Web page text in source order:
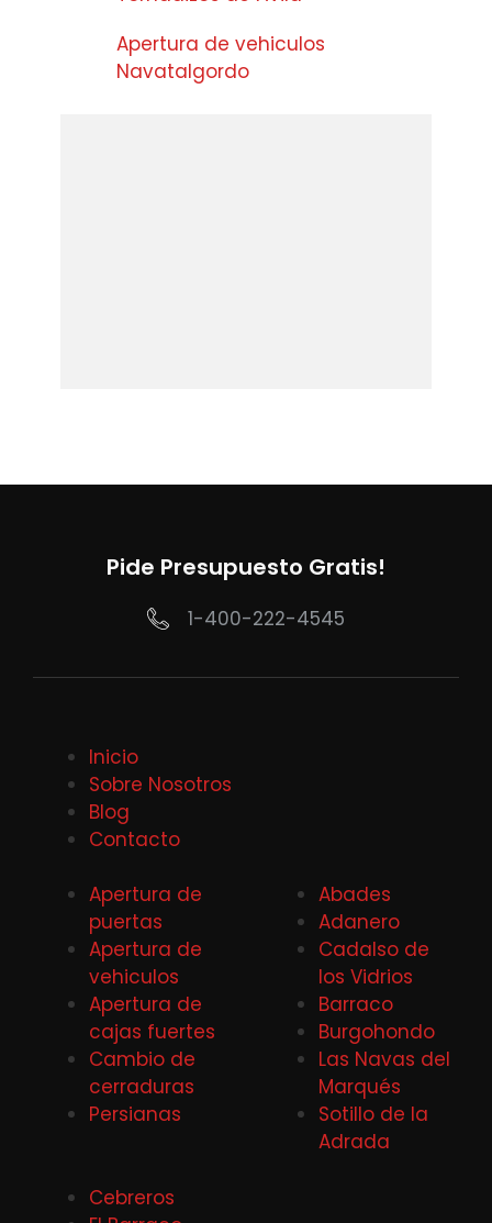
Apertura de vehiculos
Navatalgordo
Pide Presupuesto Gratis!
1-400-222-4545
Inicio
Sobre Nosotros
Blog
Contacto
Apertura de
puertas
Apertura de
vehiculos
Apertura de
cajas fuertes
Cambio de
cerraduras
Persianas
Abades
Adanero
Cadalso de
los Vidrios
Barraco
Burgohondo
Las Navas del
Marqués
Sotillo de la
Adrada
Cebreros